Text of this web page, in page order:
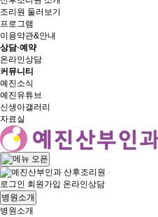
조리원 둘러보기
프로그램
이용약관&안내
상담·예약
온라인상담
커뮤니티
예진소식
예진유튜브
신생아갤러리
자료실
산후조리원
로그인 회원가입 온라인상담
병원소개
병원소개